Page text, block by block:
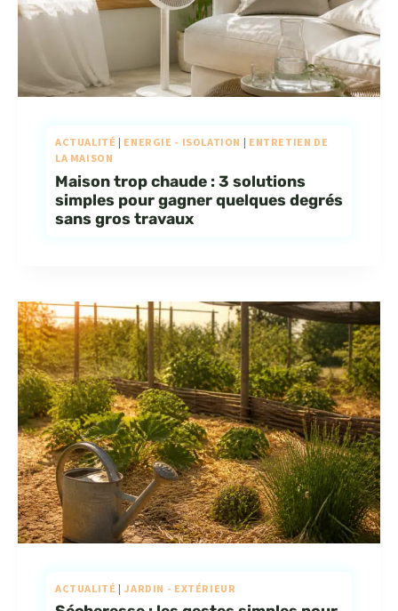
ACTUALITÉ | ENERGIE - ISOLATION | ENTRETIEN DE
LA MAISON
Maison trop chaude : 3 solutions
simples pour gagner quelques degrés
sans gros travaux
ACTUALITÉ | JARDIN - EXTÉRIEUR